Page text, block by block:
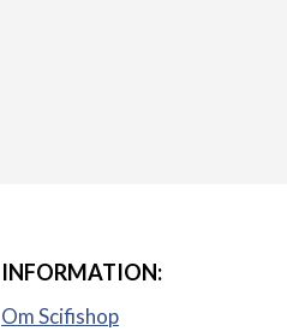
INFORMATION:
Om Scifishop